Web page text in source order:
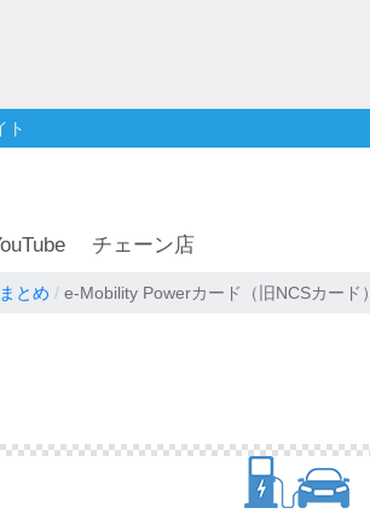
ト
チェーン店
とめ e-Mobility Powerカード（旧NCSカード）